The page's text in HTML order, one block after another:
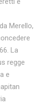
Merello,
La
regge
e